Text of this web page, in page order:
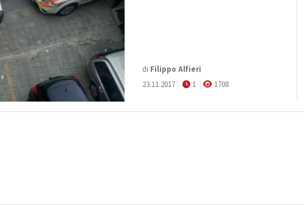
di Filippo Alfieri
23.11.2017
1 1708